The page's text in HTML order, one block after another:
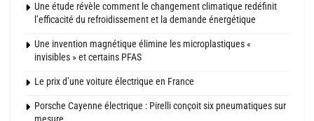
Une étude révèle comment le changement climatique redéfinit
l’efficacité du refroidissement et la demande énergétique
Une invention magnétique élimine les microplastiques «
invisibles » et certains PFAS
Le prix d’une voiture électrique en France
Porsche Cayenne électrique : Pirelli conçoit six pneumatiques sur